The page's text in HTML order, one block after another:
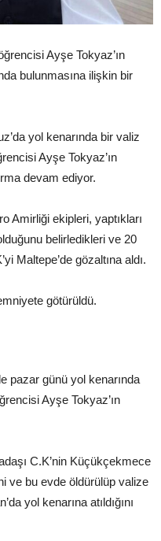
Ayşe Tokyaz’ın
bulunmasına ilişkin bir
yol kenarında bir valiz
Ayşe Tokyaz’ın
devam ediyor.
Amirliği ekipleri, yaptıkları
belirledikleri ve 20
Maltepe’de gözaltına aldı.
götürüldü.
pazar günü yol kenarında
Ayşe Tokyaz’ın
C.K’nin Küçükçekmece
ve bu evde öldürülüp valize
yol kenarına atıldığını